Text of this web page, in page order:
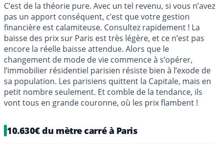
C’est de la théorie pure. Avec un tel revenu, si vous n’avez
pas un apport conséquent, c’est que votre gestion
financière est calamiteuse. Consultez rapidement ! La
baisse des prix sur Paris est très légère, et ce n’est pas
encore la réelle baisse attendue. Alors que le
changement de mode de vie commence à s’opérer,
l’immobilier résidentiel parisien résiste bien à l’exode de
sa population. Les parisiens quittent la Capitale, mais en
petit nombre seulement. Et comble de la tendance, ils
vont tous en grande couronne, où les prix flambent !
10.630€ du mètre carré à Paris